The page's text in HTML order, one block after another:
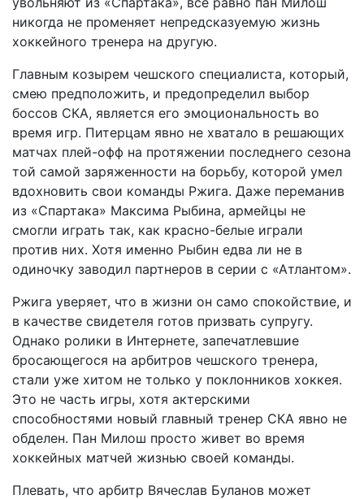
никогда не променяет непредсказуемую жизнь
хоккейного тренера на другую.
Главным козырем чешского специалиста, который,
смею предположить, и предопределил выбор
боссов СКА, является его эмоциональность во
время игр. Питерцам явно не хватало в решающих
матчах плей-офф на протяжении последнего сезона
той самой заряженности на борьбу, которой умел
вдохновить свои команды Ржига. Даже переманив
из «Спартака» Максима Рыбина, армейцы не
смогли играть так, как красно-белые играли
против них. Хотя именно Рыбин едва ли не в
одиночку заводил партнеров в серии с «Атлантом».
Ржига уверяет, что в жизни он само спокойствие, и
в качестве свидетеля готов призвать супругу.
Однако ролики в Интернете, запечатлевшие
бросающегося на арбитров чешского тренера,
стали уже хитом не только у поклонников хоккея.
Это не часть игры, хотя актерскими
способностями новый главный тренер СКА явно не
обделен. Пан Милош просто живет во время
хоккейных матчей жизнью своей команды.
Плевать, что арбитр Вячеслав Буланов может